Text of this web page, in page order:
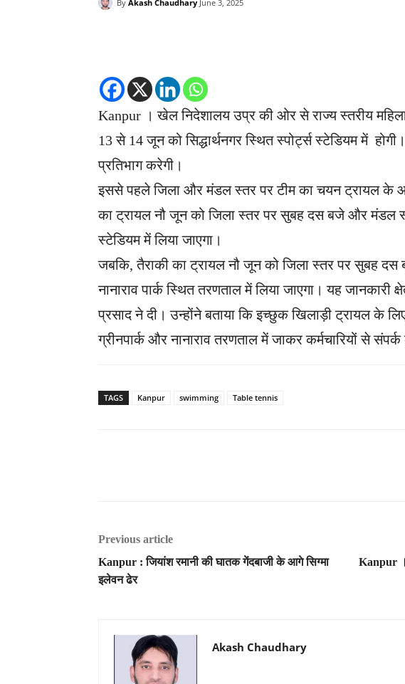
By Akash Chaudhary June 3, 2025
Kanpur । खेल निदेशालय उप्र की ओर से राज्य स्तरीय
13 से 14 जून को सिद्धार्थनगर स्थित स्पोर्ट्स स्टेडियम में
प्रतिभाग करेगी।
इससे पहले जिला और मंडल स्तर पर टीम का चयन ट्रायल के
का ट्रायल नौ जून को जिला स्तर पर सुबह दस बजे और मंडल
स्टेडियम में लिया जाएगा।
जबकि, तैराकी का ट्रायल नौ जून को जिला स्तर पर सुबह
नानाराव पार्क स्थित तरणताल में लिया जाएगा। यह जानकारी
प्रसाद ने दी। उन्होंने बताया कि इच्छुक खिलाड़ी ट्रायल के
ग्रीनपार्क और नानाराव तरणताल में जाकर कर्मचारियों से
TAGS Kanpur swimming Table tennis
Previous article
Kanpur : जियांश रमानी की घातक गेंदबाजी के आगे सिग्मा
इलेवन ढेर
Kanpur
Akash Chaudhary